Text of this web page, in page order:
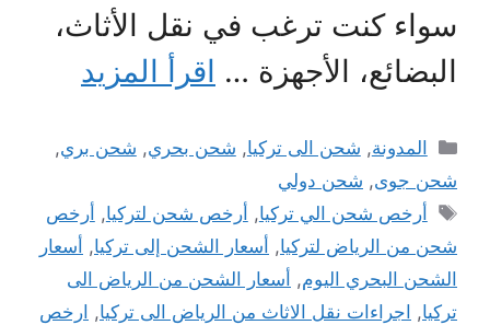
سواء كنت ترغب في نقل الأثاث،
البضائع، الأجهزة … اقرأ المزيد
التصنيفات
المدونة, شحن الى تركيا, شحن بحري, شحن بري,
شحن جوى, شحن دولي
الوسوم
أرخص شحن الي تركيا, أرخص شحن لتركيا, أرخص
شحن من الرياض لتركيا, أسعار الشحن إلى تركيا, أسعار
الشحن البحري اليوم, أسعار الشحن من الرياض الى
تركيا, اجراءات نقل الاثاث من الرياض الى تركيا, ارخص